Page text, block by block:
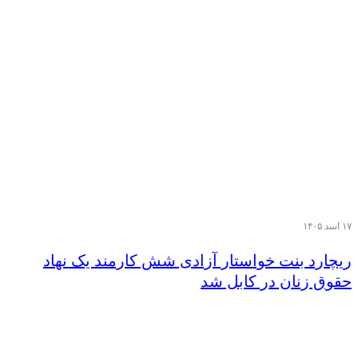
۱۷ اسد ۱۴۰۵
ریچارد بنت خواستار آزادی شش کارمند یک نهاد
حقوق زنان در کابل شد